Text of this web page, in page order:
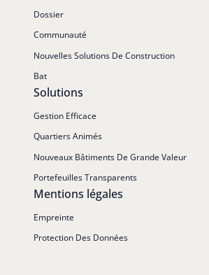
Dossier
Communauté
Nouvelles Solutions De Construction
Bat
Solutions
Gestion Efficace
Quartiers Animés
Nouveaux Bâtiments De Grande Valeur
Portefeuilles Transparents
Mentions légales
Empreinte
Protection Des Données